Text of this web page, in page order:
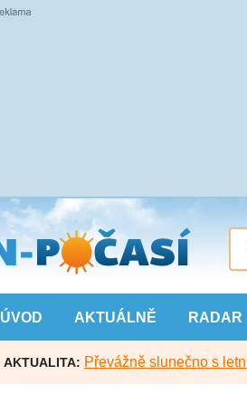
ÚVOD AKTUÁLNĚ RADAR
AKTUALITA: Převážně slunečno s